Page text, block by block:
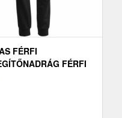
FÉRFI
FÉRFI